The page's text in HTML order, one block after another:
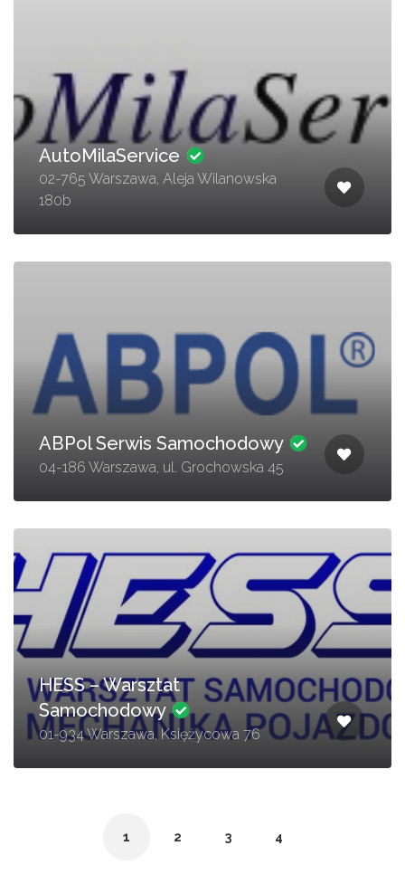
AutoMilaService
02-765 Warszawa, Aleja Wilanowska
180b
ABPol Serwis Samochodowy
04-186 Warszawa, ul. Grochowska 45
HESS – Warsztat
Samochodowy
01-934 Warszawa, Księżycowa 76
1 2 3 4